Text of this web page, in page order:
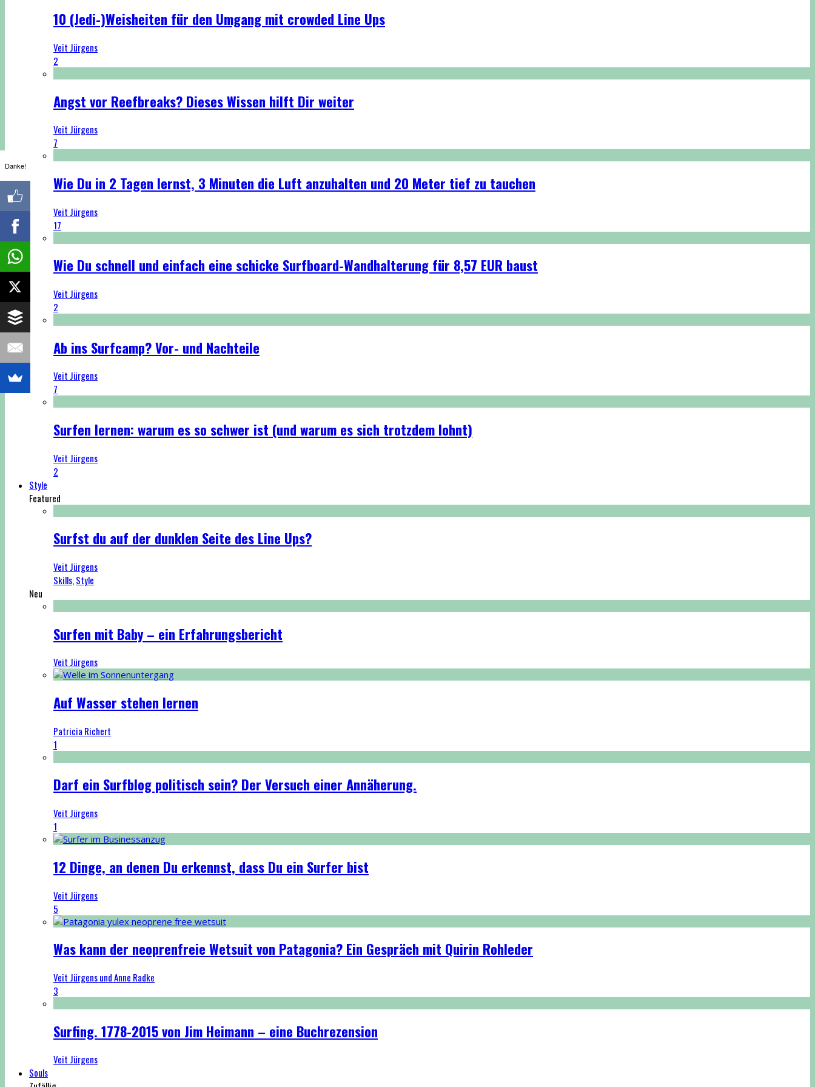
10 (Jedi-)Weisheiten für den Umgang mit crowded Line Ups
Veit Jürgens
2
Angst vor Reefbreaks? Dieses Wissen hilft Dir weiter
Veit Jürgens
7
Wie Du in 2 Tagen lernst, 3 Minuten die Luft anzuhalten und 20 Meter tief zu tauchen
Veit Jürgens
17
Wie Du schnell und einfach eine schicke Surfboard-Wandhalterung für 8,57 EUR baust
Veit Jürgens
2
Ab ins Surfcamp? Vor- und Nachteile
Veit Jürgens
7
Surfen lernen: warum es so schwer ist (und warum es sich trotzdem lohnt)
Veit Jürgens
2
Style
Featured
Surfst du auf der dunklen Seite des Line Ups?
Veit Jürgens
Skills,Style
Neu
Surfen mit Baby – ein Erfahrungsbericht
Veit Jürgens
Auf Wasser stehen lernen
Patricia Richert
1
Darf ein Surfblog politisch sein? Der Versuch einer Annäherung.
Veit Jürgens
1
12 Dinge, an denen Du erkennst, dass Du ein Surfer bist
Veit Jürgens
5
Was kann der neoprenfreie Wetsuit von Patagonia? Ein Gespräch mit Quirin Rohleder
Veit Jürgens und Anne Radke
3
Surfing. 1778-2015 von Jim Heimann – eine Buchrezension
Veit Jürgens
Souls
Danke!